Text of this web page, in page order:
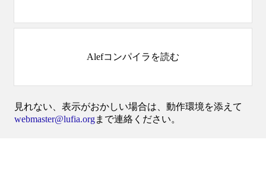
Alefコンパイラを読む
見れない、表示がおかしい場合は、動作環境を添えて
webmaster@lufia.orgまで連絡ください。